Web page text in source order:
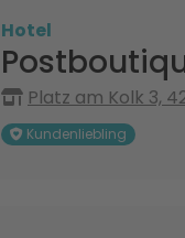
Hotel
Platz am Kolk 3,
Kundenliebling